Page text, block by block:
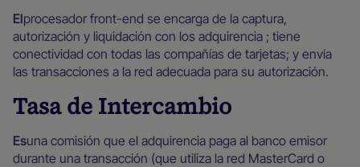
Elprocesador front-end se encarga de la captura,
autorización y liquidación con los adquirencia ; tiene
conectividad con todas las compañías de tarjetas; y envía
las transacciones a la red adecuada para su autorización.
Tasa de Intercambio
Esuna comisión que el adquirencia paga al banco emisor
durante una transacción (que utiliza la red MasterCard o